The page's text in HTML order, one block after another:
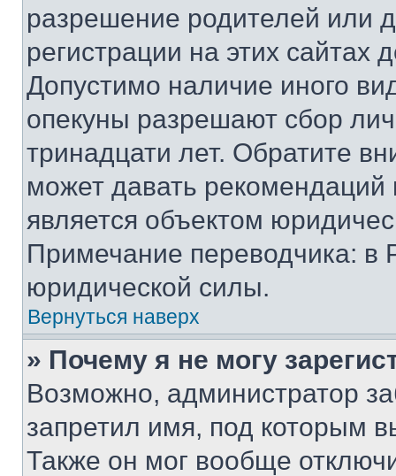
разрешение родителей или
регистрации на этих сайтах
Допустимо наличие иного
опекуны разрешают сбор
тринадцати лет. Обратите
может давать
является объектом
Примечание переводчика: в
юридической силы.
Вернуться наверх
» Почему я не могу
Возможно, администратор
запретил имя, под которым
Также он мог вообще